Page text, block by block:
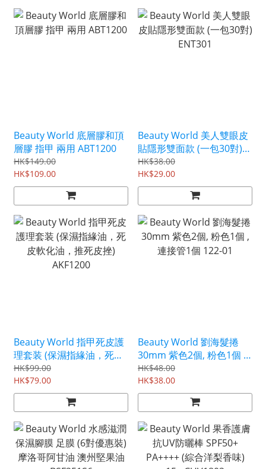
Beauty World 底層膠和頂
層膠 指甲 兩用 ABT1200
HK$149.00
HK$109.00
Beauty World 美人雙眼皮
貼隱形雙面款 (一包30對)
ENT301
HK$38.00
HK$29.00
Beauty World 指甲死皮護
理套装 (保濕指緣油，死皮
軟化油，推死皮挫)
AKF1200
HK$99.00
HK$79.00
Beauty World 劉海髮捲
30mm 紫色2個, 粉色1個 ,
連接管1個 122-01
HK$48.00
HK$38.00